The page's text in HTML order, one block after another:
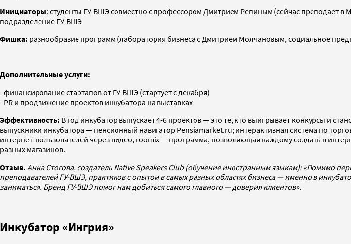
Инициаторы: студенты ГУ-ВШЭ совместно с профессором Дмитрием Репиным (сейчас преподает в
подразделение ГУ-ВШЭ
Фишка: разнообразие программ (лаборатория бизнеса с Дмитрием Молчановым, социальное
Дополнительные услуги:
- финансирование стартапов от ГУ-ВШЭ (стартует с декабря)
- PR и продвижение проектов инкубатора на выставках
Эффективность: В год инкубатор выпускает 4-6 проектов — это те, кто выигрывает конкурсы и
выпускники инкубатора — пенсионный навигатор Pensiamarket.ru; интерактивная система по
интернет-пользователей через видео; roomix — программа, позволяющая каждому создать в
разных магазинов.
Отзыв. Анна Стогова, создатель Native Speakers Club (обучение иностранным языкам):«Помимо
преподавателей ГУ-ВШЭ, практиков с опытом в самых разных областях бизнеса — именно в
заниматься. Бренд ГУ-ВШЭ помог нам добиться самого главного — доверия клиентов».
Инкубатор «Ингрия»